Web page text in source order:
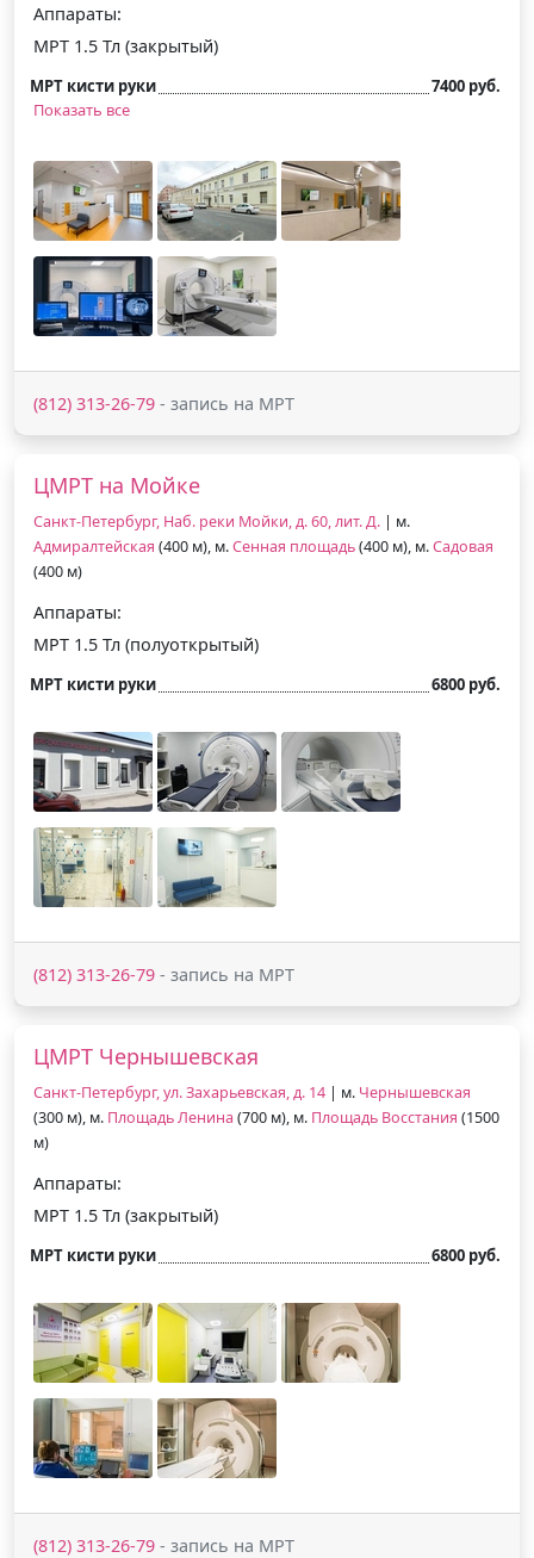
Аппараты:
МРТ 1.5 Тл (закрытый)
МРТ кисти руки
7400 руб.
Показать все
(812) 313-26-79 - запись на МРТ
ЦМРТ на Мойке
Санкт-Петербург, Наб. реки Мойки, д. 60, лит. Д. | м.
Адмиралтейская (400 м), м.Сенная площадь(400 м), м.Садовая
(400 м)
Аппараты:
МРТ 1.5 Тл (полуоткрытый)
МРТ кисти руки 6800 руб.
(812) 313-26-79 - запись на МРТ
ЦМРТ Чернышевская
Санкт-Петербург, ул. Захарьевская, д. 14 | м. Чернышевская
(300 м), м. Площадь Ленина (700 м), м. Площадь Восстания (1500
м)
Аппараты:
МРТ 1.5 Тл (закрытый)
МРТ кисти руки 6800 руб.
(812) 313-26-79 - запись на МРТ